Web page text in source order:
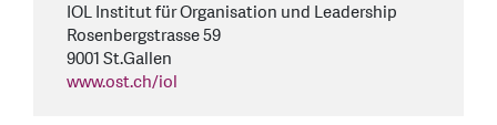
IOL Institut für Organisation und Leadership
Rosenbergstrasse 59
9001 St.Gallen
www.ost.ch/iol